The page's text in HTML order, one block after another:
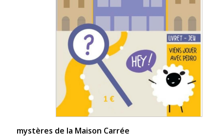
mystères de la Maison Carrée